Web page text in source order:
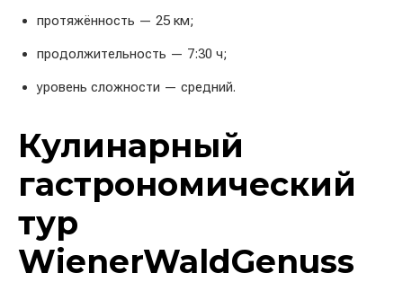
протяжённость — 25 км;
продолжительность — 7:30 ч;
уровень сложности — средний.
Кулинарный
гастрономический
тур
WienerWaldGenuss